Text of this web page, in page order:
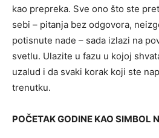
kao prepreka. Sve ono što ste
sebi – pitanja bez odgovora,
potisnute nade – sada izlazi na
svetlu. Ulazite u fazu u kojoj
uzalud i da svaki korak koji ste
trenutku.
POČETAK GODINE KAO SIMBOL